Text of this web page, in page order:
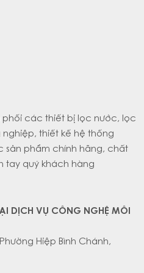
phối các thiết bị lọc nước, lọc
nghiệp, thiết kế hệ thống
sản phẩm chính hãng, chất
tay quý khách hàng
DỊCH VỤ CÔNG NGHỆ MÔI
Hiệp Bình Chánh,